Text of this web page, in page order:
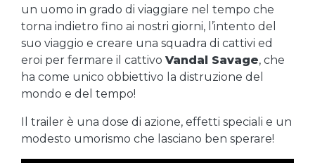
un uomo in grado di viaggiare nel tempo che
torna indietro fino ai nostri giorni, l’intento del
suo viaggio e creare una squadra di cattivi ed
eroi per fermare il cattivo Vandal Savage, che
ha come unico obbiettivo la distruzione del
mondo e del tempo!
Il trailer è una dose di azione, effetti speciali e un
modesto umorismo che lasciano ben sperare!